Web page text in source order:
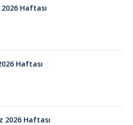
Haftası
Haftası
2026 Haftası